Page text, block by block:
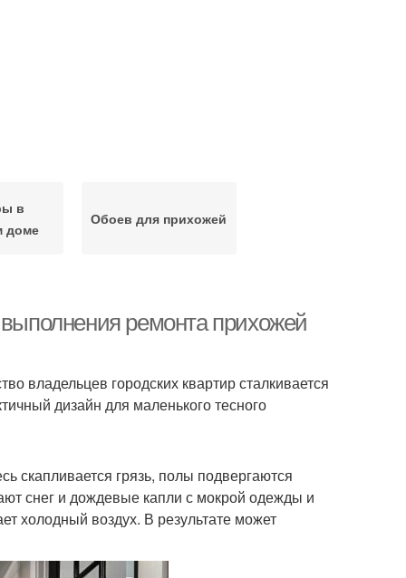
в
доме
Обоев для прихожей
ремонта прихожей
владельцев городских квартир сталкивается
дизайн для маленького тесного
скапливается грязь, полы подвергаются
снег и дождевые капли с мокрой одежды и
холодный воздух. В результате может